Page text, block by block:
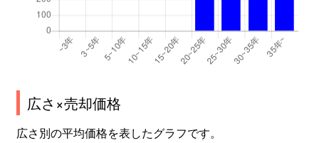
広さ×売却価格
広さ別の平均価格を表したグラフです。